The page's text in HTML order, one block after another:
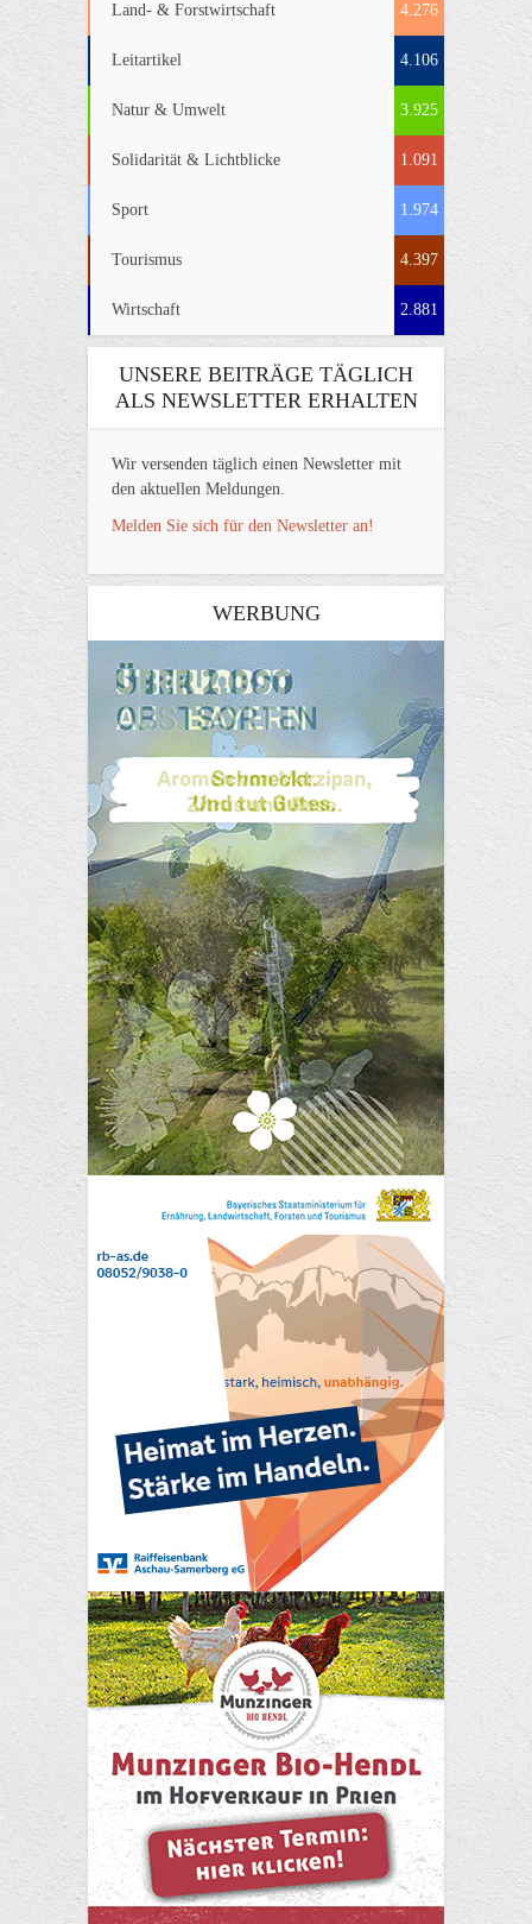
Land- & Forstwirtschaft 4.276
Leitartikel 4.106
Natur & Umwelt 3.925
Solidarität & Lichtblicke 1.091
Sport 1.974
Tourismus 4.397
Wirtschaft 2.881
UNSERE BEITRÄGE TÄGLICH
ALS NEWSLETTER ERHALTEN
Wir versenden täglich einen Newsletter mit
den aktuellen Meldungen.
Melden Sie sich für den Newsletter an!
WERBUNG